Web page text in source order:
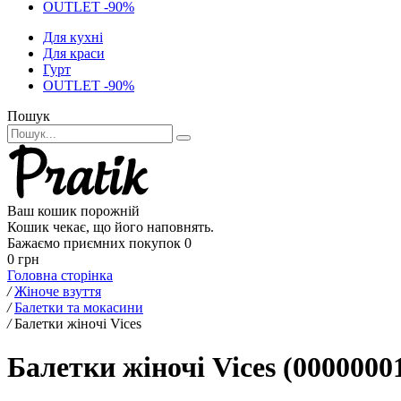
OUTLET -90%
Для кухні
Для краси
Гурт
OUTLET -90%
Пошук
Ваш кошик порожній
Кошик чекає, що його наповнять.
Бажаємо приємних покупок 0
0 грн
Головна сторінка
/ Жіноче взуття
/ Балетки та мокасини
/ Балетки жіночі Vices
Балетки жіночі Vices